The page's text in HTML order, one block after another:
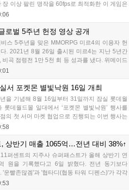
장 이상 팔린 명작을 60fps로 최적화한 이 게임은
, 본편 외 다양한 추가 콘텐츠가 포함된다. 국내
소년 이용 불가 등급이다....
로벌 5주년 헌정 영상 공개
스 5주년을 맞은 MMORPG 미르4의 이용자 헌
. 2021년 8월 26일 출시된 미르4는 지난 5년간
곡 점령전 1만 5천 회 등 성과를 냈다. 위메이드
오리지널 음원 뮤직비디오와 성과 정리 영상을
....
서 포켓몬 별빛낙원 16일 개최
을 기념해 8월 16일부터 31일까지 잠실 롯데월
롯데월드몰 일대에서 ‘포켓몬 별빛낙원’ 행사를
의 첫 서머 마켓 협업으로 진행되는 이번 행사는
LED 폭포 등 신비로운 테마 공간과 팝업스토어,
문객에게는 프로모 카드 등 다양한 혜택이 제공
하는 이번 여름 축제는 포켓몬 공식 홈페이지를
수 있습니다....
상반기 매출 1065억…전년 대비 38%↑
퍼센트의 지주사 슈퍼패스트가 올해 상반기 연
원을 기록했다고 6일 밝혔다. 전년 동기보다
'운빨존많겜'과 '협타디(협동 타워 디펜스)'가 각각
올려 전체 매출의 90%를 채웠다. 특히 2024년